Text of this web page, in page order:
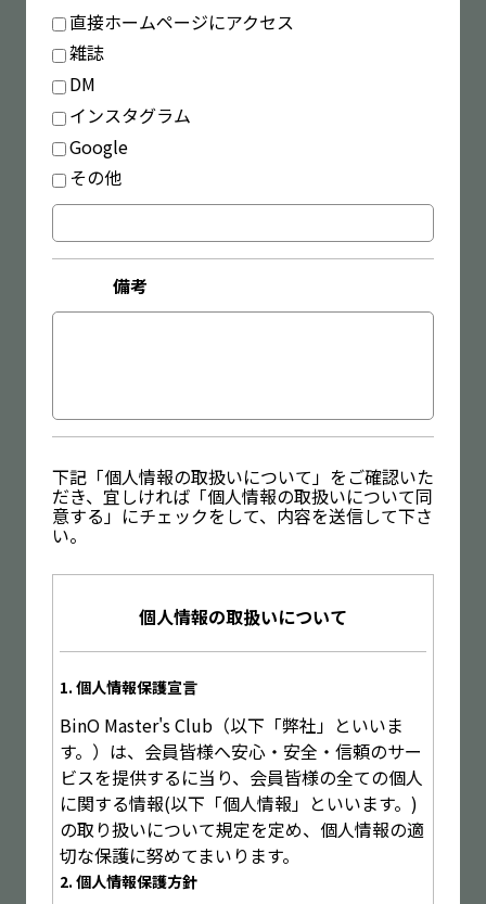
直接ホームページにアクセス
雑誌
DM
インスタグラム
Google
その他
備考
下記「個人情報の取扱いについて」をご確認いた
だき、宜しければ「個人情報の取扱いについて同
意する」にチェックをして、内容を送信して下さ
い。
個人情報の取扱いについて
1. 個人情報保護宣言
BinO Master's Club（以下「弊社」といいま
す。）は、会員皆様へ安心・安全・信頼のサー
ビスを提供するに当り、会員皆様の全ての個人
に関する情報(以下「個人情報」といいます。)
の取り扱いについて規定を定め、個人情報の適
切な保護に努めてまいります。
2. 個人情報保護方針